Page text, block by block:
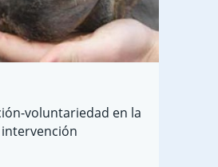
voluntariedad en la
intervención